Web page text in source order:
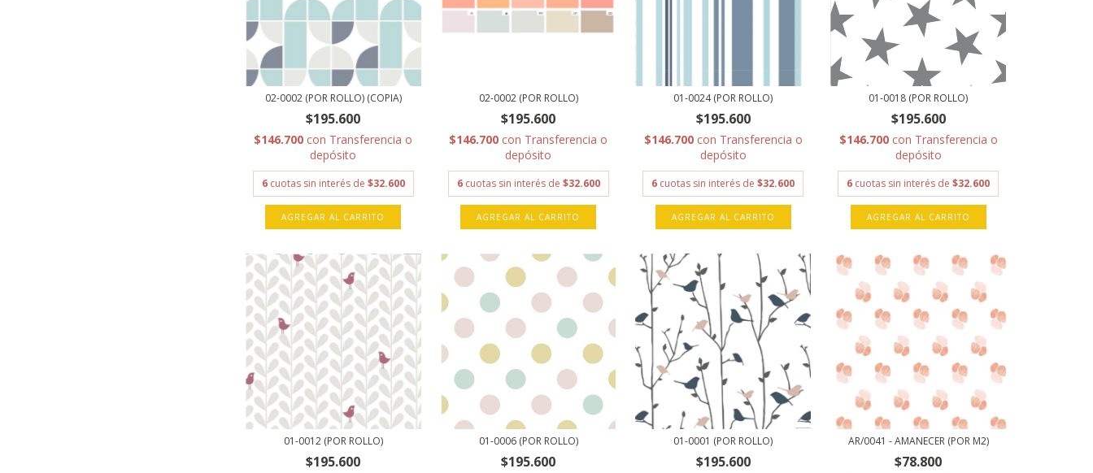
02-0002 (POR ROLLO) (COPIA)
$195.600
$146.700 con Transferencia o
depósito
6 cuotas sin interés de $32.600
AGREGAR AL CARRITO
02-0002 (POR ROLLO)
$195.600
$146.700 con Transferencia o
depósito
6 cuotas sin interés de $32.600
AGREGAR AL CARRITO
01-0024 (POR ROLLO)
$195.600
$146.700 con Transferencia o
depósito
6 cuotas sin interés de$32.600
AGREGAR AL CARRITO
01-0018 (POR ROLLO)
$195.600
$146.700 con Transferencia o
depósito
6 cuotas sin interés de$32.600
AGREGAR AL CARRITO
01-0012 (POR ROLLO)
$195.600
01-0006 (POR ROLLO)
$195.600
01-0001 (POR ROLLO)
$195.600
AR/0041 - AMANECER (POR M2)
$78.800